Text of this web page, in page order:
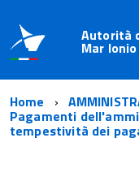
Autorità
Mar
Home
Pagamenti
tempestività dei